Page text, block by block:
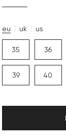
eu uk us
35 36
39 40